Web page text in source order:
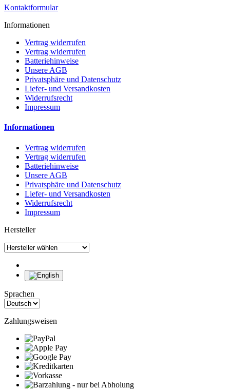
Kontaktformular
Informationen
Vertrag widerrufen
Vertrag widerrufen
Batteriehinweise
Unsere AGB
Privatsphäre und Datenschutz
Liefer- und Versandkosten
Widerrufsrecht
Impressum
Informationen
Vertrag widerrufen
Vertrag widerrufen
Batteriehinweise
Unsere AGB
Privatsphäre und Datenschutz
Liefer- und Versandkosten
Widerrufsrecht
Impressum
Hersteller
Sprachen
Zahlungsweisen